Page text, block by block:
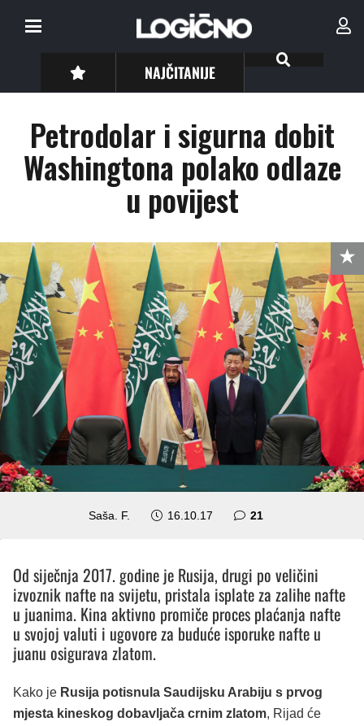
NAJČITANIJE
Petrodolar i sigurna dobit
Washingtona polako odlaze
u povijest
Saša. F. 16.10.17 21
Od siječnja 2017. godine je Rusija, drugi po veličini
izvoznik nafte na svijetu, pristala isplate za zalihe nafte
u juanima. Kina aktivno promiče proces plaćanja nafte
u svojoj valuti i ugovore za buduće isporuke nafte u
juanu osigurava zlatom.
Kako je Rusija potisnula Saudijsku Arabiju s prvog
mjesta kineskog dobavljača crnim zlatom, Rijad će